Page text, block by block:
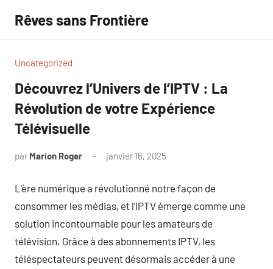
contenu
Rêves sans Frontière
Uncategorized
Découvrez l’Univers de l’IPTV : La
Révolution de votre Expérience
Télévisuelle
par Marion Roger janvier 16, 2025
L’ère numérique a révolutionné notre façon de
consommer les médias, et l’IPTV émerge comme une
solution incontournable pour les amateurs de
télévision. Grâce à des abonnements IPTV, les
téléspectateurs peuvent désormais accéder à une